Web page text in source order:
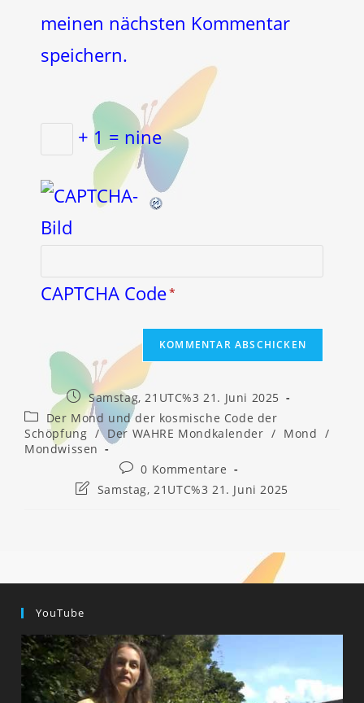
meinen nächsten Kommentar
speichern.
+ 1 = nine
CAPTCHA Code*
Beitrag
veröffentlicht:
Samstag, 21UTC%3 21. Juni 2025
Beitrags-
Kategorie:
Der Mond und der kosmische Code der
Schöpfung / Der WAHRE Mondkalender / Mond /
Mondwissen
Beitrags-
Kommentare:
0 Kommentare
BeitragSamstag, 21UTC%3 21. Juni 2025
YouTube